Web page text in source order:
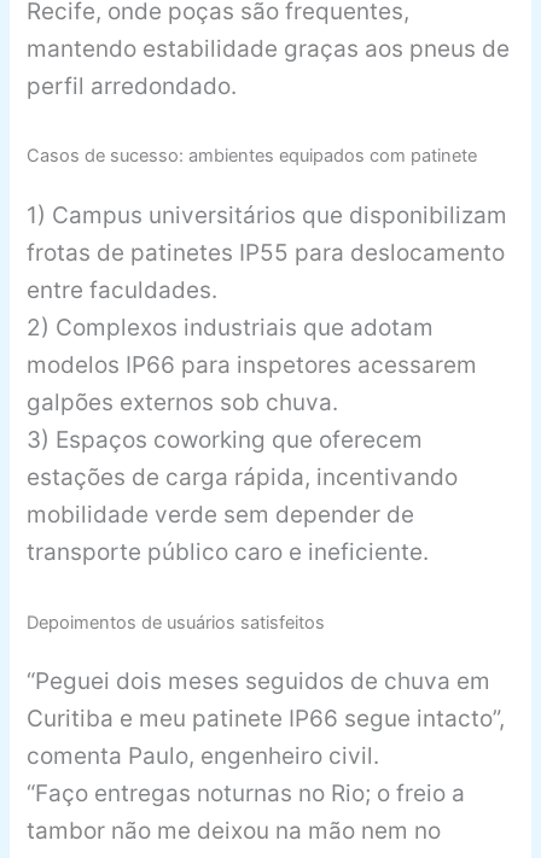
Recife, onde poças são frequentes,
mantendo estabilidade graças aos pneus de
perfil arredondado.
Casos de sucesso: ambientes equipados com patinete
1) Campus universitários que disponibilizam
frotas de patinetes IP55 para deslocamento
entre faculdades.
2) Complexos industriais que adotam
modelos IP66 para inspetores acessarem
galpões externos sob chuva.
3) Espaços coworking que oferecem
estações de carga rápida, incentivando
mobilidade verde sem depender de
transporte público caro e ineficiente.
Depoimentos de usuários satisfeitos
“Peguei dois meses seguidos de chuva em
Curitiba e meu patinete IP66 segue intacto”,
comenta Paulo, engenheiro civil.
“Faço entregas noturnas no Rio; o freio a
tambor não me deixou na mão nem no